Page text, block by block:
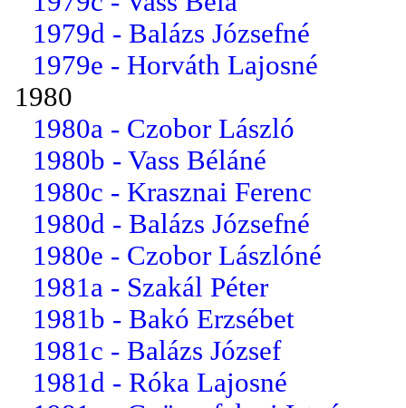
1979d - Balázs Józsefné
1979e - Horváth Lajosné
1980
1980a - Czobor László
1980b - Vass Béláné
1980c - Krasznai Ferenc
1980d - Balázs Józsefné
1980e - Czobor Lászlóné
1981a - Szakál Péter
1981b - Bakó Erzsébet
1981c - Balázs József
1981d - Róka Lajosné